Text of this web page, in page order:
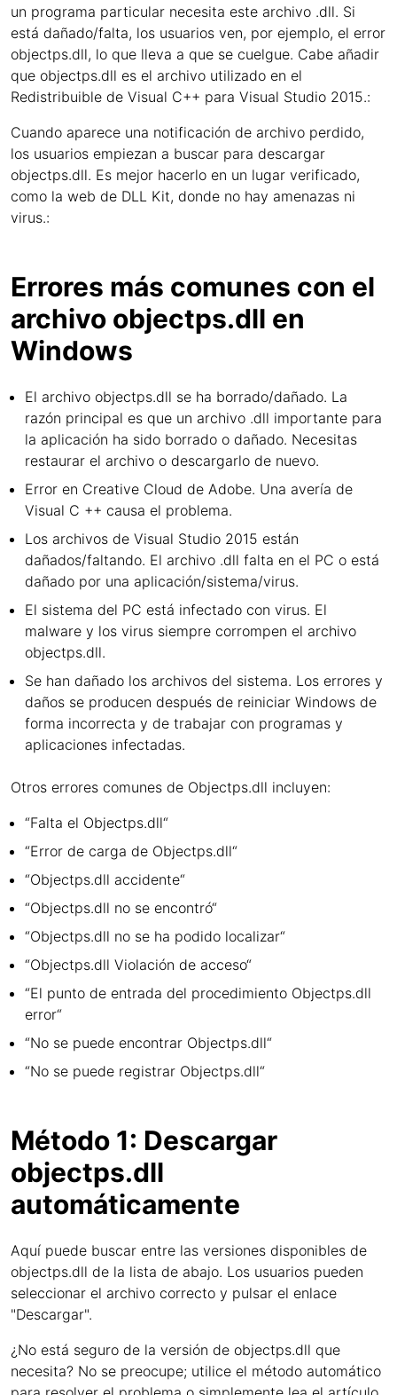
un programa particular necesita este archivo .dll. Si
está dañado/falta, los usuarios ven, por ejemplo, el error
objectps.dll, lo que lleva a que se cuelgue. Cabe añadir
que objectps.dll es el archivo utilizado en el
Redistribuible de Visual C++ para Visual Studio 2015.:
Cuando aparece una notificación de archivo perdido,
los usuarios empiezan a buscar para descargar
objectps.dll. Es mejor hacerlo en un lugar verificado,
como la web de DLL Kit, donde no hay amenazas ni
virus.:
Errores más comunes con el
archivo objectps.dll en
Windows
El archivo objectps.dll se ha borrado/dañado. La
razón principal es que un archivo .dll importante para
la aplicación ha sido borrado o dañado. Necesitas
restaurar el archivo o descargarlo de nuevo.
Error en Creative Cloud de Adobe. Una avería de
Visual C ++ causa el problema.
Los archivos de Visual Studio 2015 están
dañados/faltando. El archivo .dll falta en el PC o está
dañado por una aplicación/sistema/virus.
El sistema del PC está infectado con virus. El
malware y los virus siempre corrompen el archivo
objectps.dll.
Se han dañado los archivos del sistema. Los errores y
daños se producen después de reiniciar Windows de
forma incorrecta y de trabajar con programas y
aplicaciones infectadas.
Otros errores comunes de Objectps.dll incluyen:
“Falta el Objectps.dll“
“Error de carga de Objectps.dll“
“Objectps.dll accidente“
“Objectps.dll no se encontró“
“Objectps.dll no se ha podido localizar“
“Objectps.dll Violación de acceso“
“El punto de entrada del procedimiento Objectps.dll
error“
“No se puede encontrar Objectps.dll“
“No se puede registrar Objectps.dll“
Método 1: Descargar
objectps.dll
automáticamente
Aquí puede buscar entre las versiones disponibles de
objectps.dll de la lista de abajo. Los usuarios pueden
seleccionar el archivo correcto y pulsar el enlace
"Descargar".
¿No está seguro de la versión de objectps.dll que
necesita? No se preocupe; utilice el método automático